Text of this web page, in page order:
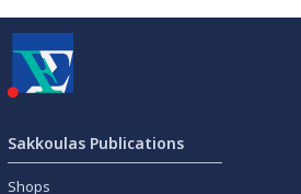
Sakkoulas Publications
Shops